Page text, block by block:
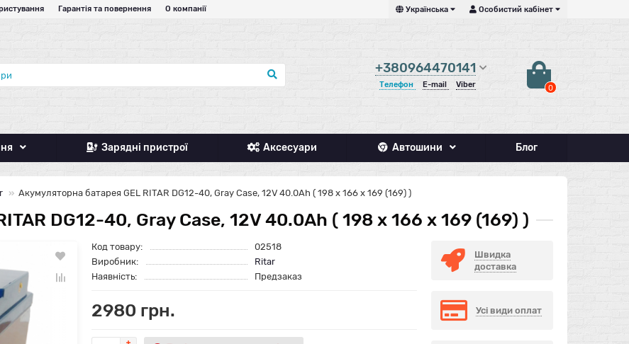
Особистий кабінет
Українська
Гарантія та повернення О компанії
+380964470141
Телефон E-mail Viber 0
Зарядні пристрої Аксесуари Автошини Блог
Акумуляторна батарея GEL RITAR DG12-40, Gray Case, 12V 40.0Ah ( 198 х 166 х 169 (169) )
DG12-40, Gray Case, 12V 40.0Ah ( 198 х 166 х 169 (169) )
Код товару:
02518
Виробник:
Ritar
Наявність:
Предзаказ
2980 грн.
Швидка
доставка
Усі види оплат